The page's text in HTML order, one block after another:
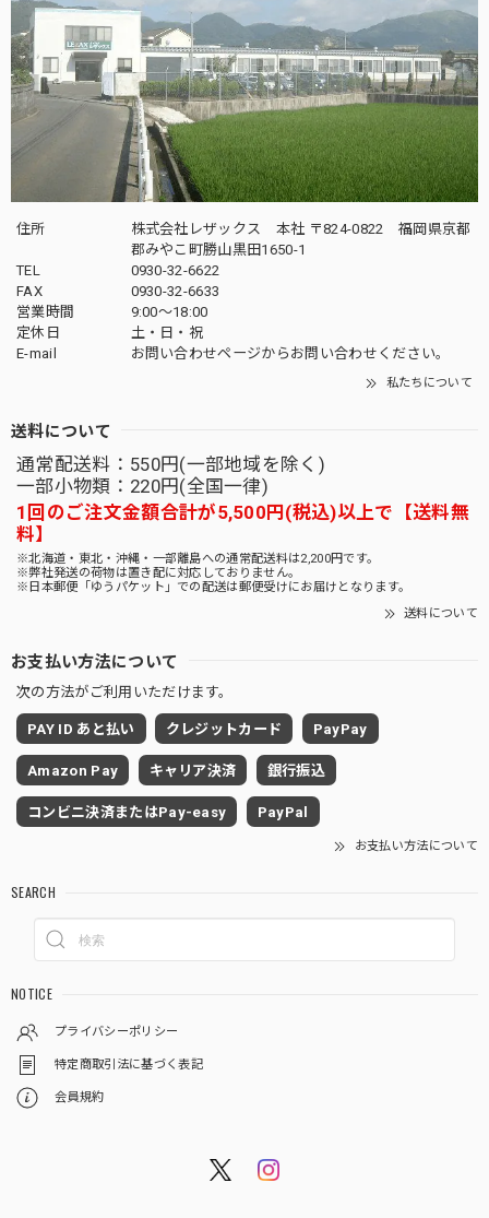
住所
株式会社レザックス 本社 〒824-0822 福岡県京都
郡みやこ町勝山黒田1650-1
TEL
0930-32-6622
FAX
0930-32-6633
営業時間
9:00〜18:00
定休日
土・日・祝
E-mail
お問い合わせページからお問い合わせください。
私たちについて
送料について
通常配送料：550円(一部地域を除く)
一部小物類：220円(全国一律)
1回のご注文金額合計が5,500円(税込)以上で【送料無
料】
※北海道・東北・沖縄・一部離島への通常配送料は2,200円です。
※弊社発送の荷物は置き配に対応しておりません。
※日本郵便「ゆうパケット」での配送は郵便受けにお届けとなります。
送料について
お支払い方法について
次の方法がご利用いただけます。
PAY ID あと払い クレジットカード PayPay
Amazon Pay キャリア決済 銀行振込
コンビニ決済またはPay-easy PayPal
お支払い方法について
SEARCH
NOTICE
プライバシーポリシー
特定商取引法に基づく表記
会員規約